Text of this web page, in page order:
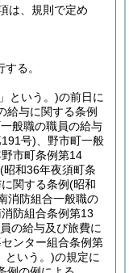
は、規則で定め
る。
という。)の前日に
給与に関する条例
一般職の職員の給与
号) 、野市町一般
市町条例第14
(昭和36年夜須町条
関する条例(昭和
消防組合一般職の
防組合条例第13
の給与及び旅費に
ンター組合条例第
という。)の規定に